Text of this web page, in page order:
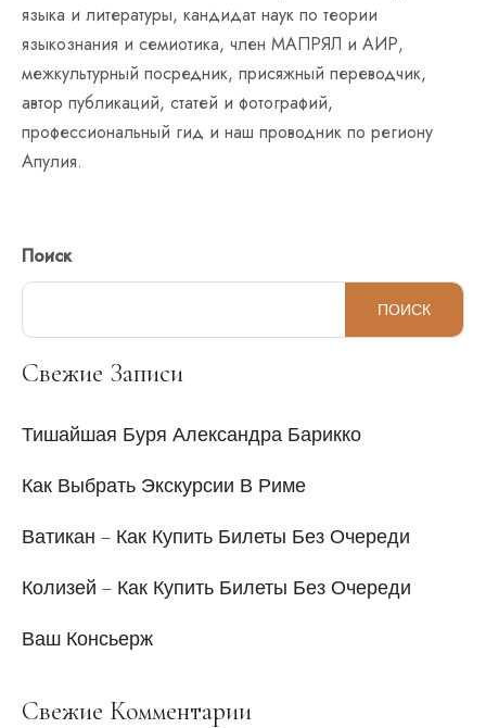
языка и литературы, кандидат наук по теории
языкознания и семиотика, член МАПРЯЛ и АИР,
межкультурный посредник, присяжный переводчик,
автор публикаций, статей и фотографий,
профессиональный гид и наш проводник по региону
Апулия.
Поиск
ПОИСК
Свежие Записи
Тишайшая Буря Александра Барикко
Как Выбрать Экскурсии В Риме
Ватикан – Как Купить Билеты Без Очереди
Колизей – Как Купить Билеты Без Очереди
Ваш Консьерж
Свежие Комментарии